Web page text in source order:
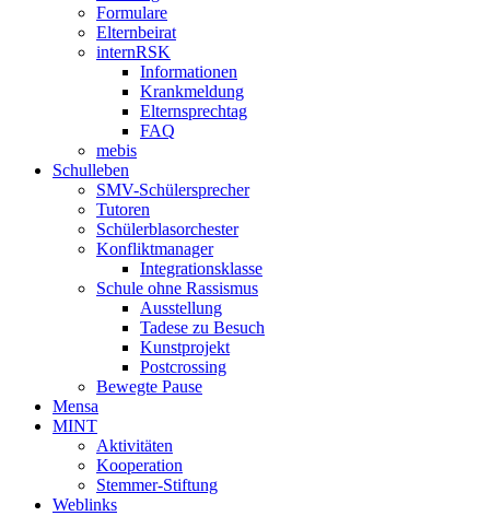
Formulare
Elternbeirat
internRSK
Informationen
Krankmeldung
Elternsprechtag
FAQ
mebis
Schulleben
SMV-Schülersprecher
Tutoren
Schülerblasorchester
Konfliktmanager
Integrationsklasse
Schule ohne Rassismus
Ausstellung
Tadese zu Besuch
Kunstprojekt
Postcrossing
Bewegte Pause
Mensa
MINT
Aktivitäten
Kooperation
Stemmer-Stiftung
Weblinks